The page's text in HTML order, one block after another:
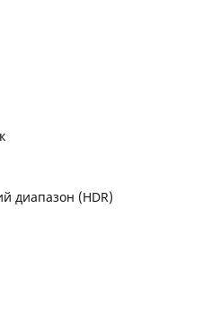
диапазон (HDR)